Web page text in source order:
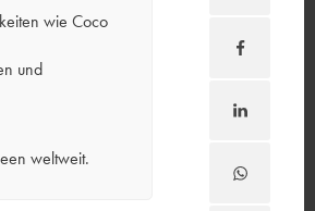
wie Coco
und
weltweit.